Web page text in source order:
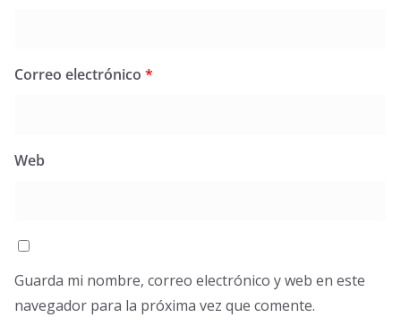
Correo electrónico *
Web
Guarda mi nombre, correo electrónico y web en este
navegador para la próxima vez que comente.